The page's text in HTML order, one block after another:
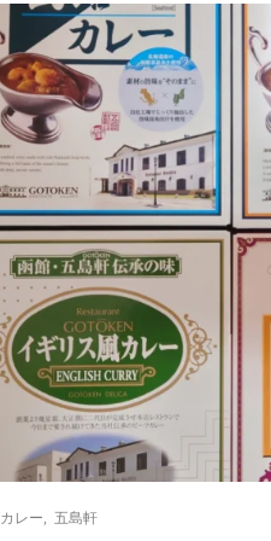
カレー 五島軒